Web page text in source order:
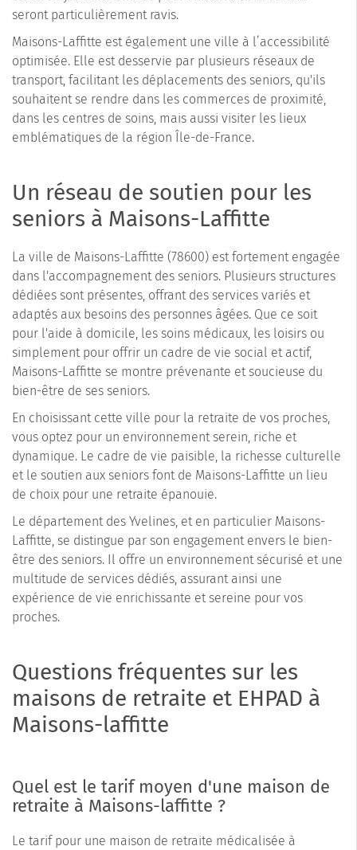
seront particulièrement ravis.
Maisons-Laffitte est également une ville à l’accessibilité
optimisée. Elle est desservie par plusieurs réseaux de
transport, facilitant les déplacements des seniors, qu'ils
souhaitent se rendre dans les commerces de proximité,
dans les centres de soins, mais aussi visiter les lieux
emblématiques de la région Île-de-France.
Un réseau de soutien pour les
seniors à Maisons-Laffitte
La ville de Maisons-Laffitte (78600) est fortement engagée
dans l'accompagnement des seniors. Plusieurs structures
dédiées sont présentes, offrant des services variés et
adaptés aux besoins des personnes âgées. Que ce soit
pour l'aide à domicile, les soins médicaux, les loisirs ou
simplement pour offrir un cadre de vie social et actif,
Maisons-Laffitte se montre prévenante et soucieuse du
bien-être de ses seniors.
En choisissant cette ville pour la retraite de vos proches,
vous optez pour un environnement serein, riche et
dynamique. Le cadre de vie paisible, la richesse culturelle
et le soutien aux seniors font de Maisons-Laffitte un lieu
de choix pour une retraite épanouie.
Le département des Yvelines, et en particulier Maisons-
Laffitte, se distingue par son engagement envers le bien-
être des seniors. Il offre un environnement sécurisé et une
multitude de services dédiés, assurant ainsi une
expérience de vie enrichissante et sereine pour vos
proches.
Questions fréquentes sur les
maisons de retraite et EHPAD à
Maisons-laffitte
Quel est le tarif moyen d'une maison de
retraite à Maisons-laffitte ?
Le tarif pour une maison de retraite médicalisée à